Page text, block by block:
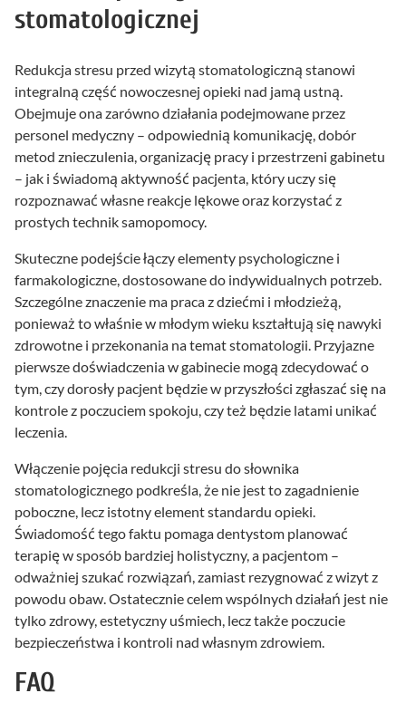
stomatologicznej
Redukcja stresu przed wizytą stomatologiczną stanowi
integralną część nowoczesnej opieki nad jamą ustną.
Obejmuje ona zarówno działania podejmowane przez
personel medyczny – odpowiednią komunikację, dobór
metod znieczulenia, organizację pracy i przestrzeni gabinetu
– jak i świadomą aktywność pacjenta, który uczy się
rozpoznawać własne reakcje lękowe oraz korzystać z
prostych technik samopomocy.
Skuteczne podejście łączy elementy psychologiczne i
farmakologiczne, dostosowane do indywidualnych potrzeb.
Szczególne znaczenie ma praca z dziećmi i młodzieżą,
ponieważ to właśnie w młodym wieku kształtują się nawyki
zdrowotne i przekonania na temat stomatologii. Przyjazne
pierwsze doświadczenia w gabinecie mogą zdecydować o
tym, czy dorosły pacjent będzie w przyszłości zgłaszać się na
kontrole z poczuciem spokoju, czy też będzie latami unikać
leczenia.
Włączenie pojęcia redukcji stresu do słownika
stomatologicznego podkreśla, że nie jest to zagadnienie
poboczne, lecz istotny element standardu opieki.
Świadomość tego faktu pomaga dentystom planować
terapię w sposób bardziej holistyczny, a pacjentom –
odważniej szukać rozwiązań, zamiast rezygnować z wizyt z
powodu obaw. Ostatecznie celem wspólnych działań jest nie
tylko zdrowy, estetyczny uśmiech, lecz także poczucie
bezpieczeństwa i kontroli nad własnym zdrowiem.
FAQ